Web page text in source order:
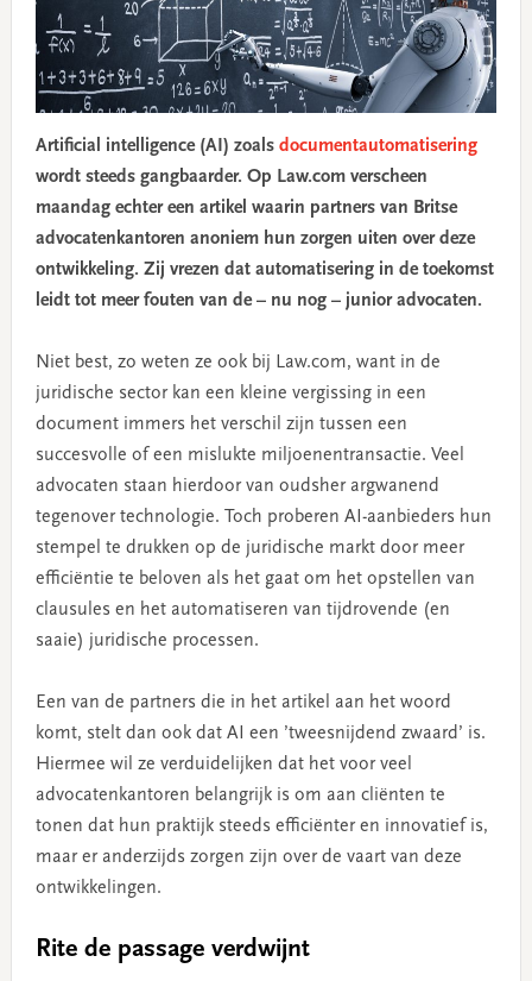
Artificial intelligence (AI) zoals documentautomatisering
wordt steeds gangbaarder. Op Law.com verscheen
maandag echter een artikel waarin partners van Britse
advocatenkantoren anoniem hun zorgen uiten over deze
ontwikkeling. Zij vrezen dat automatisering in de toekomst
leidt tot meer fouten van de – nu nog – junior advocaten.
Niet best, zo weten ze ook bij Law.com, want in de
juridische sector kan een kleine vergissing in een
document immers het verschil zijn tussen een
succesvolle of een mislukte miljoenentransactie. Veel
advocaten staan hierdoor van oudsher argwanend
tegenover technologie. Toch proberen AI-aanbieders hun
stempel te drukken op de juridische markt door meer
efficiëntie te beloven als het gaat om het opstellen van
clausules en het automatiseren van tijdrovende (en
saaie) juridische processen.
Een van de partners die in het artikel aan het woord
komt, stelt dan ook dat AI een ’tweesnijdend zwaard’ is.
Hiermee wil ze verduidelijken dat het voor veel
advocatenkantoren belangrijk is om aan cliënten te
tonen dat hun praktijk steeds efficiënter en innovatief is,
maar er anderzijds zorgen zijn over de vaart van deze
ontwikkelingen.
Rite de passage verdwijnt